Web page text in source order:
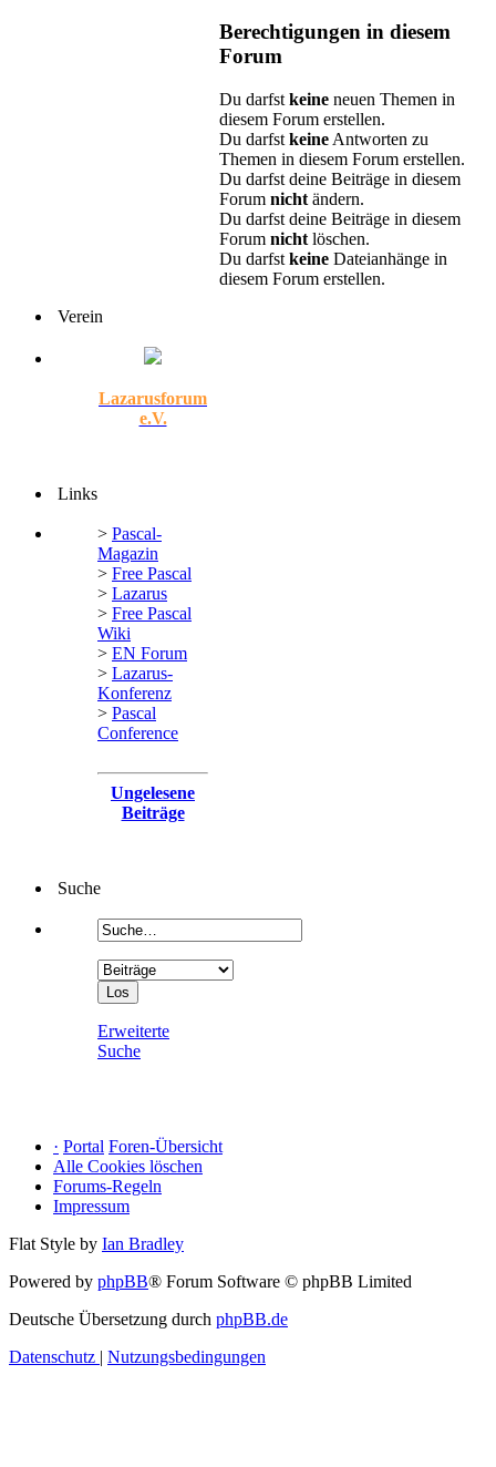
Berechtigungen in diesem
Forum
Du darfst keine neuen Themen in
diesem Forum erstellen.
Du darfst keine Antworten zu
Themen in diesem Forum erstellen.
Du darfst deine Beiträge in diesem
Forum nicht ändern.
Du darfst deine Beiträge in diesem
Forum nicht löschen.
Du darfst keine Dateianhänge in
diesem Forum erstellen.
Verein
Lazarusforum
e.V.
Links
> Pascal-
Magazin
> Free Pascal
> Lazarus
> Free Pascal
Wiki
> EN Forum
> Lazarus-
Konferenz
> Pascal
Conference
Ungelesene
Beiträge
Suche
Erweiterte
Suche
· Portal Foren-Übersicht
Alle Cookies löschen
Forums-Regeln
Impressum
Flat Style by Ian Bradley
Powered by phpBB® Forum Software © phpBB Limited
Deutsche Übersetzung durch phpBB.de
Datenschutz | Nutzungsbedingungen